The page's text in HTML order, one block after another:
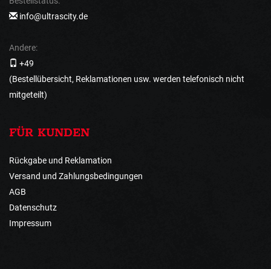
info@ultrascity.de
Andere:
+49
(Bestellübersicht, Reklamationen usw. werden telefonisch nicht
mitgeteilt)
FÜR KUNDEN
Rückgabe und Reklamation
Versand und Zahlungsbedingungen
AGB
Datenschutz
Impressum